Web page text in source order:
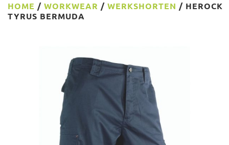
HOME / WORKWEAR / WERKSHORTEN / HEROCK
TYRUS BERMUDA